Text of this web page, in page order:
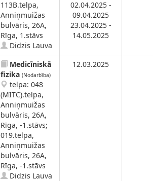
113B.telpa,
Anniņmuižas
bulvāris, 26A,
Rīga, 1.stāvs
Didzis Lauva
02.04.2025 -
09.04.2025
23.04.2025 -
14.05.2025
Medicīniskā
fizika (Nodarbība)
telpa: 048
(MITC).telpa,
Anniņmuižas
bulvāris, 26A,
Rīga, -1.stāvs;
019.telpa,
Anniņmuižas
bulvāris, 26A,
Rīga, -1.stāvs
Didzis Lauva
12.03.2025